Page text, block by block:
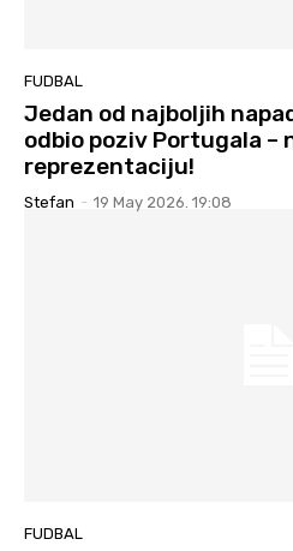
FUDBAL
Jedan od najboljih
odbio poziv Portugala –
reprezentaciju!
Stefan - 19 May 2026. 19:08
FUDBAL